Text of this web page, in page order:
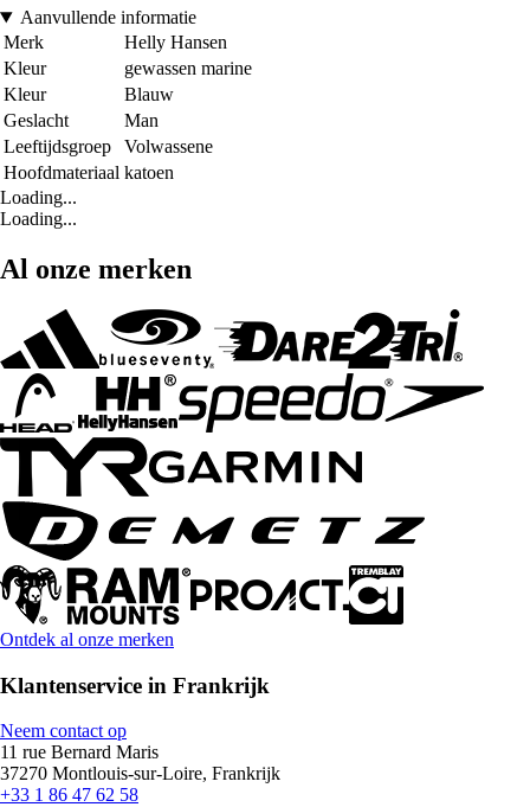
Aanvullende informatie
Merk
Helly Hansen
Kleur
gewassen marine
Kleur
Blauw
Geslacht
Man
Leeftijdsgroep
Volwassene
Hoofdmateriaal katoen
Loading...
Loading...
Al onze merken
Ontdek al onze merken
Klantenservice in Frankrijk
Neem contact op
11 rue Bernard Maris
37270 Montlouis-sur-Loire, Frankrijk
+33 1 86 47 62 58